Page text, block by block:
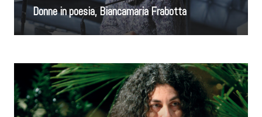
Donne in poesia, Biancamaria Frabotta